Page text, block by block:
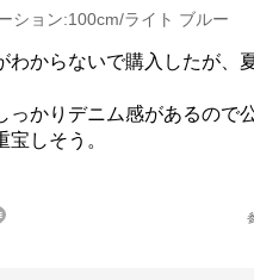
ション:100cm/ライト ブルー
わからないで購入したが、
っかりデニム感があるので
宝しそう。